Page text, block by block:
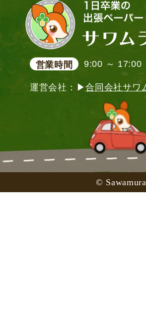
営業時間 9:00 ～ 17:00
運営会社：▶合同会社サワ
©